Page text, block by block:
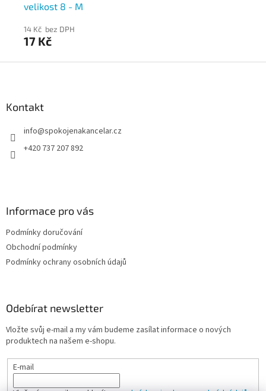
velikost 8 - M
14 Kč bez DPH
17 Kč
Kontakt
info@spokojenakancelar.cz
+420 737 207 892
Informace pro vás
Podmínky doručování
Obchodní podmínky
Podmínky ochrany osobních údajů
Odebírat newsletter
Vložte svůj e-mail a my vám budeme zasílat informace o nových
produktech na našem e-shopu.
E-mail